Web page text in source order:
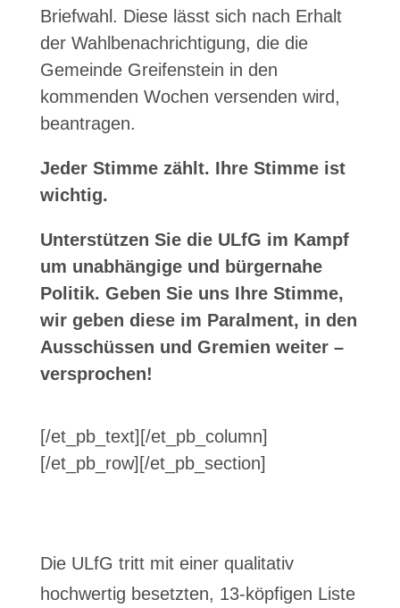
Briefwahl. Diese lässt sich nach Erhalt
der Wahlbenachrichtigung, die die
Gemeinde Greifenstein in den
kommenden Wochen versenden wird,
beantragen.
Jeder Stimme zählt. Ihre Stimme ist
wichtig.
Unterstützen Sie die ULfG im Kampf
um unabhängige und bürgernahe
Politik. Geben Sie uns Ihre Stimme,
wir geben diese im Paralment, in den
Ausschüssen und Gremien weiter –
versprochen!
[/et_pb_text][/et_pb_column]
[/et_pb_row][/et_pb_section]
Die ULfG tritt mit einer qualitativ
hochwertig besetzten, 13-köpfigen Liste